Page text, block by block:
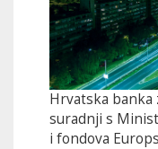
Hrvatska banka
suradnji s
i fondova